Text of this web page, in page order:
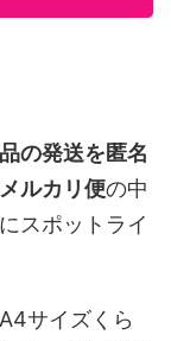
の発送を匿名
ルカリ便の中
にスポットライ
サイズくら